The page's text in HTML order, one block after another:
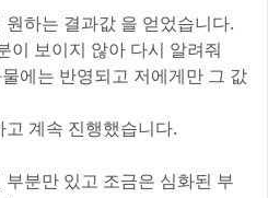
하는 결과값 을 얻었습니다.
이 보이지 않아 다시 알려줘
에는 반영되고 저에게만 그 값
계속 진행했습니다.
분만 있고 조금은 심화된 부